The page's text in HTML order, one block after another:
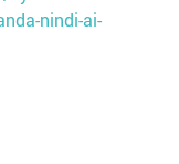
nindi-ai-